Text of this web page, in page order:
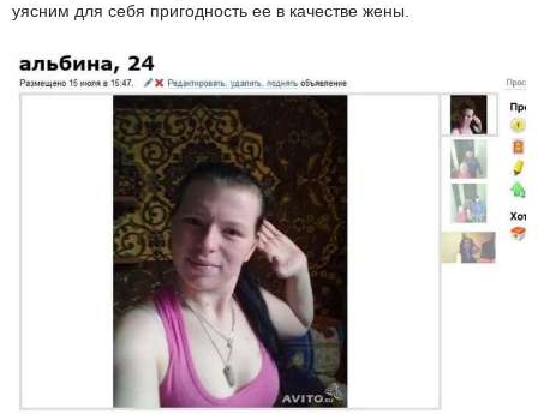
уясним для себя пригодность ее в качестве жены.